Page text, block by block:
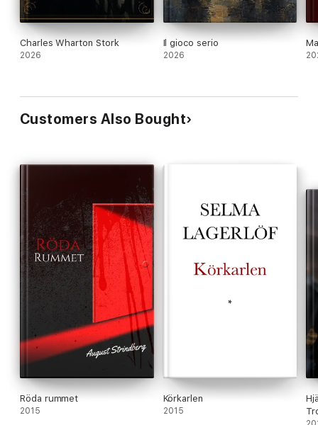
Charles Wharton Stork
2026
Il gioco serio
2026
Customers Also Bought
Röda rummet
2015
Körkarlen
2015